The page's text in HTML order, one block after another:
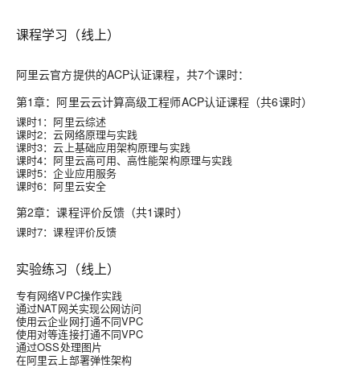
课程学习（线上）
阿里云官方提供的ACP认证课程，共7个课时：
第1章：阿里云云计算高级工程师ACP认证课程（共6课时）
课时1：阿里云综述
课时2：云网络原理与实践
课时3：云上基础应用架构原理与实践
课时4：阿里云高可用、高性能架构原理与实践
课时5：企业应用服务
课时6：阿里云安全
第2章：课程评价反馈（共1课时）
课时7：课程评价反馈
实验练习（线上）
专有网络VPC操作实践
通过NAT网关实现公网访问
使用云企业网打通不同VPC
使用对等连接打通不同VPC
通过OSS处理图片
在阿里云上部署弹性架构